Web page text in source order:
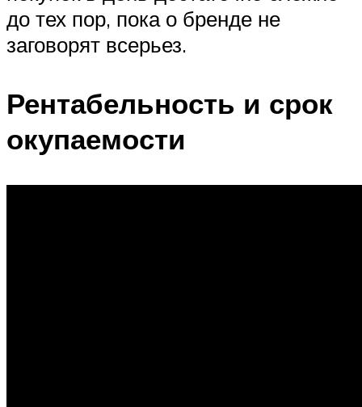
до тех пор, пока о бренде не
заговорят всерьез.
Рентабельность и срок
окупаемости